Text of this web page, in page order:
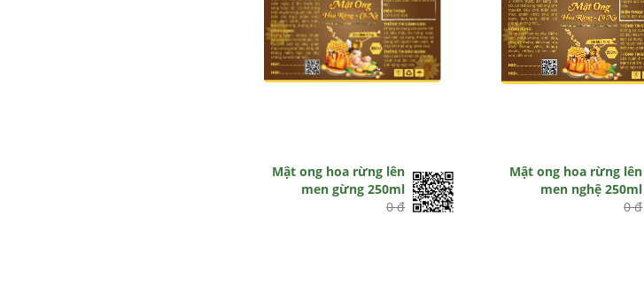
Mật ong hoa rừng lên
men gừng 250ml
0 đ
Mật ong hoa rừng lên
men nghệ 250ml
0 đ